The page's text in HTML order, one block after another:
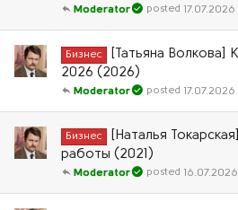
17.07.2026
Moderator
Бизнес
[Татьяна Волкова]
2026 (2026)
17.07.2026
Moderator
Бизнес
[Наталья
работы (2021)
16.07.2026
Moderator